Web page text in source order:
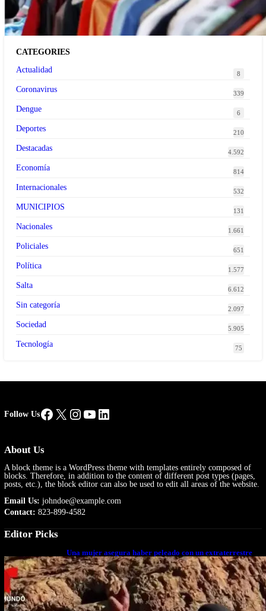
CATEGORIES
Actualidad
8
Coronavirus 339
Dengue 6
Deportes 210
Destacadas 4.592
Economía 814
Internacionales 532
MUNICIPIOS 131
Nacionales 1.661
Policiales 651
Política 1.577
Salta 6.612
Sin categoría 2.097
Sociedad 5.905
Tecnología 75
Follow UsFacebook
X Instagram
YouTube
LinkedIn
About Us
A block theme is a WordPress theme with templates entirely composed of
blocks. Therefore, in addition to the content of different post types (pages,
posts, etc.), the block editor can also be used to edit all areas of the website.
Email Us: johndoe@example.com
Contact: 823-899-4582
Editor Picks
Una mujer asegura haber peleado con un extraterrestre
cuerpo a cuerpo